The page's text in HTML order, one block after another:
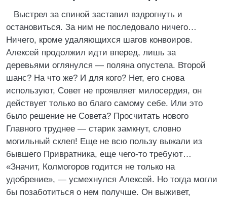
Выстрел за спиной заставил вздрогнуть и
остановиться. За ним не последовало ничего…
Ничего, кроме удаляющихся шагов конвоиров.
Алексей продолжил идти вперед, лишь за
деревьями оглянулся — поляна опустела. Второй
шанс? На что же? И для кого? Нет, его снова
используют, Совет не проявляет милосердия, он
действует только во благо самому себе. Или это
было решение не Совета? Просчитать нового
Главного труднее — старик замкнут, словно
могильный склеп! Еще не всю пользу выжали из
бывшего Привратника, еще чего‑то требуют…
«Значит, Колмогоров годится не только на
удобрение», — усмехнулся Алексей. Но тогда могли
бы позаботиться о нем получше. Он выживет,